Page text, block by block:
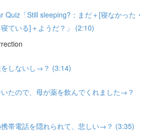
Quiz「Still sleeping?：まだ＋[寝なかった・
ている]＋ようだ？」 (2:10)
をしないし→？ (3:14)
たので、母が薬を飲んでくれました→？
帯電話を隠れられて、悲しい→？ (3:35)